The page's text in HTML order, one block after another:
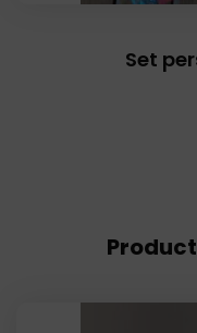
Set